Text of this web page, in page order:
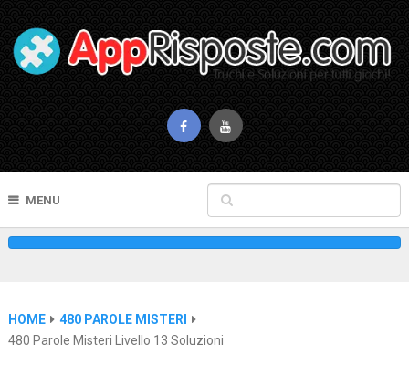
MENU
HOME
480 PAROLE MISTERI
480 Parole Misteri Livello 13 Soluzioni